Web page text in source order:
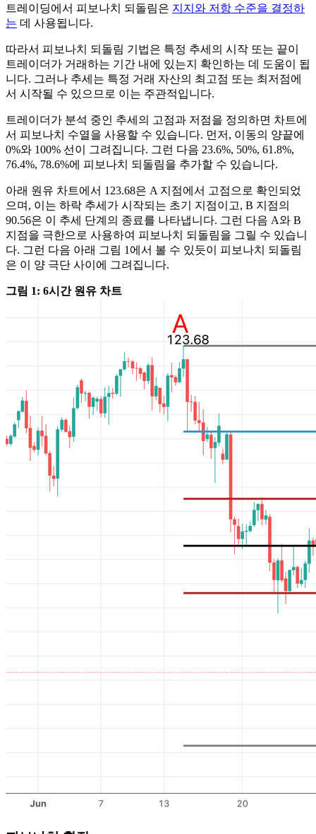
트레이딩에서 피보나치 되돌림은 지지와 저항 수준을 결정하
는 데 사용됩니다.
따라서 피보나치 되돌림 기법은 특정 추세의 시작 또는 끝이
트레이더가 거래하는 기간 내에 있는지 확인하는 데 도움이 됩
니다. 그러나 추세는 특정 거래 자산의 최고점 또는 최저점에
서 시작될 수 있으므로 이는 주관적입니다.
트레이더가 분석 중인 추세의 고점과 저점을 정의하면 차트에
서 피보나치 수열을 사용할 수 있습니다. 먼저, 이동의 양끝에
0%와 100% 선이 그려집니다. 그런 다음 23.6%, 50%, 61.8%,
76.4%, 78.6%에 피보나치 되돌림을 추가할 수 있습니다.
아래 원유 차트에서 123.68은 A 지점에서 고점으로 확인되었
으며, 이는 하락 추세가 시작되는 초기 지점이고, B 지점의
90.56은 이 추세 단계의 종료를 나타냅니다. 그런 다음 A와 B
지점을 극한으로 사용하여 피보나치 되돌림을 그릴 수 있습니
다. 그런 다음 아래 그림 1에서 볼 수 있듯이 피보나치 되돌림
은 이 양 극단 사이에 그려집니다.
그림 1: 6시간 원유 차트